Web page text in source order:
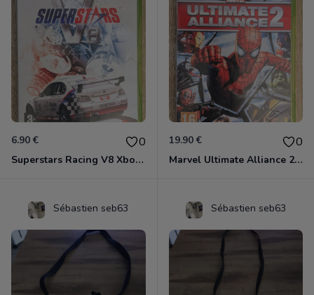
6.90 € 0
Superstars Racing V8 Xbox 360
19.90 € 0
Marvel Ultimate Alliance 2 Xbox 360
Sébastien seb63 Sébastien seb63